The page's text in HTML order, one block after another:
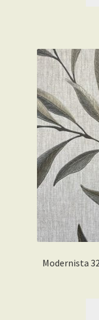
Modernista